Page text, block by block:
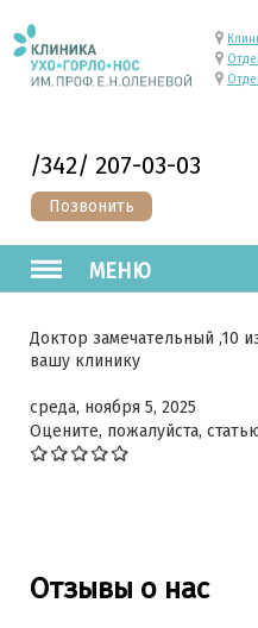
/342/ 207-03-03
Позвонить
МЕНЮ
Доктор замечательный ,10
вашу клинику
среда, ноября 5, 2025
Оцените, пожалуйста,
Отзывы о нас